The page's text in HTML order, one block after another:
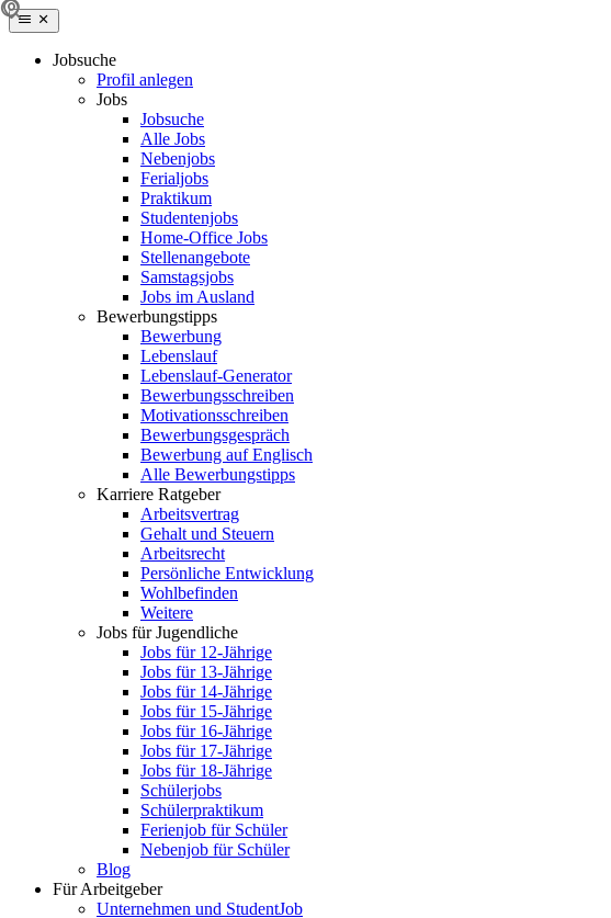
Jobsuche
Profil anlegen
Jobs
Jobsuche
Alle Jobs
Nebenjobs
Ferialjobs
Praktikum
Studentenjobs
Home-Office Jobs
Stellenangebote
Samstagsjobs
Jobs im Ausland
Bewerbungstipps
Bewerbung
Lebenslauf
Lebenslauf-Generator
Bewerbungsschreiben
Motivationsschreiben
Bewerbungsgespräch
Bewerbung auf Englisch
Alle Bewerbungstipps
Karriere Ratgeber
Arbeitsvertrag
Gehalt und Steuern
Arbeitsrecht
Persönliche Entwicklung
Wohlbefinden
Weitere
Jobs für Jugendliche
Jobs für 12-Jährige
Jobs für 13-Jährige
Jobs für 14-Jährige
Jobs für 15-Jährige
Jobs für 16-Jährige
Jobs für 17-Jährige
Jobs für 18-Jährige
Schülerjobs
Schülerpraktikum
Ferienjob für Schüler
Nebenjob für Schüler
Blog
Für Arbeitgeber
Unternehmen und StudentJob